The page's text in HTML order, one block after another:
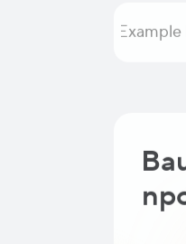
Example